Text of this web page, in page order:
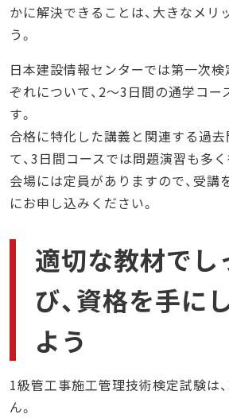
かに解決できることは、大きなメリ
う。
日本建設情報センターでは第一次検
ぞれについて、2～3日間の通学コー
す。
合格に特化した講義と関連する過
て、3日間コースでは問題演習も多く
会場には定員がありますので、受講
にお申し込みください。
適切な教材でし
び、資格を手に
よう
1級管工事施工管理技術検定試験は
ん。